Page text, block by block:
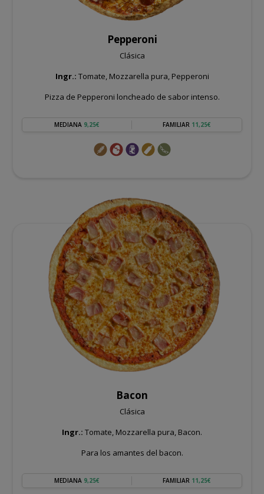
Pepperoni
Clásica
Ingr.: Tomate, Mozzarella pura, Pepperoni
Pizza de Pepperoni loncheado de sabor intenso.
MEDIANA 9,25€ FAMILIAR 11,25€
Bacon
Clásica
Ingr.: Tomate, Mozzarella pura, Bacon.
Para los amantes del bacon.
MEDIANA 9,25€ FAMILIAR 11,25€